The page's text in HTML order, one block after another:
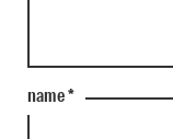
name*